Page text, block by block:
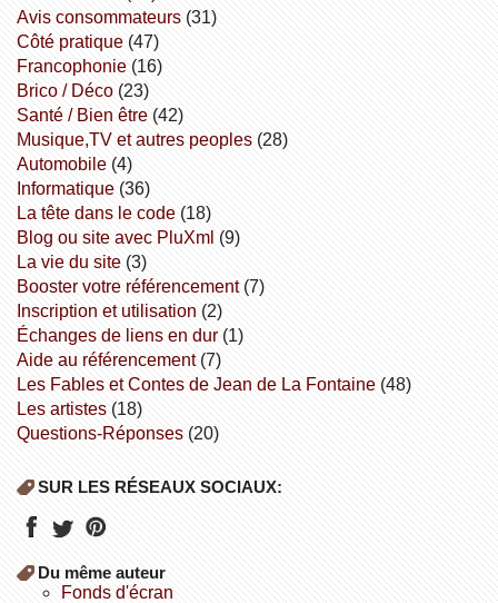
avis consommateurs(31)
côté pratique(47)
Francophonie(16)
Brico / Déco(23)
Santé / Bien être(42)
Musique,TV et autres peoples(28)
Automobile(4)
informatique(36)
la tête dans le code(18)
Blog ou site avec PluXml (9)
la vie du site(3)
booster votre référencement(7)
inscription et utilisation (2)
échanges de liens en dur(1)
aide au référencement(7)
Les Fables et Contes de Jean de La Fontaine(48)
Les artistes(18)
Questions-Réponses(20)
SUR LES RÉSEAUX SOCIAUX:
Du même auteur
fonds d'écran